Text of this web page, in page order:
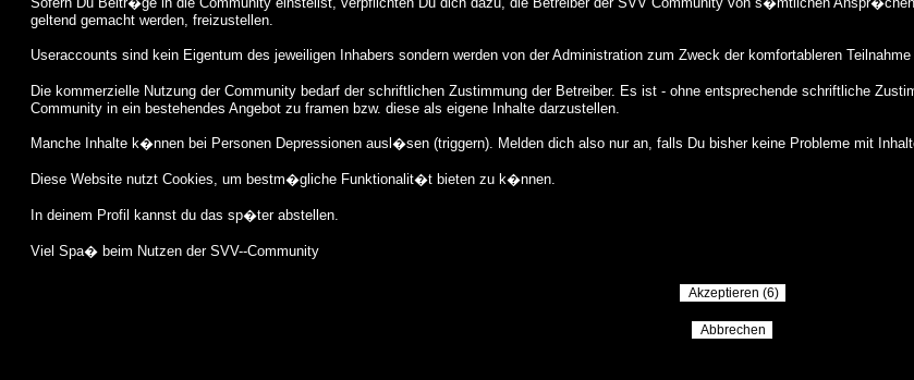
geltend gemacht werden, freizustellen.
Useraccounts sind kein Eigentum des jeweiligen Inhabers sondern werden von der Administration zum Zweck der komfortableren
Die kommerzielle Nutzung der Community bedarf der schriftlichen Zustimmung der Betreiber. Es ist - ohne entsprechende schriftliche
Community in ein bestehendes Angebot zu framen bzw. diese als eigene Inhalte darzustellen.
Manche Inhalte k�nnen bei Personen Depressionen ausl�sen (triggern). Melden dich also nur an, falls Du bisher keine Probleme mit
Diese Website nutzt Cookies, um bestm�gliche Funktionalit�t bieten zu k�nnen.
In deinem Profil kannst du das sp�ter abstellen.
Viel Spa� beim Nutzen der SVV--Community